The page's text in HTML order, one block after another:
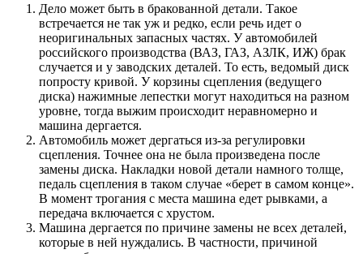
Дело может быть в бракованной детали. Такое
встречается не так уж и редко, если речь идет о
неоригинальных запасных частях. У автомобилей
российского производства (ВАЗ, ГАЗ, АЗЛК, ИЖ) брак
случается и у заводских деталей. То есть, ведомый диск
попросту кривой. У корзины сцепления (ведущего
диска) нажимные лепестки могут находиться на разном
уровне, тогда выжим происходит неравномерно и
машина дергается.
Автомобиль может дергаться из-за регулировки
сцепления. Точнее она не была произведена после
замены диска. Накладки новой детали намного толще,
педаль сцепления в таком случае «берет в самом конце».
В момент трогания с места машина едет рывками, а
передача включается с хрустом.
Машина дергается по причине замены не всех деталей,
которые в ней нуждались. В частности, причиной